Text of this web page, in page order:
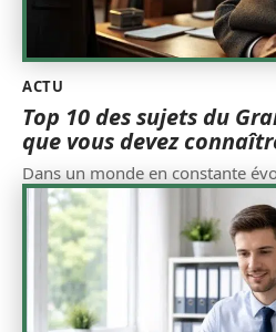
ACTU
Top 10 des sujets du
que vous devez
Dans un monde en constante